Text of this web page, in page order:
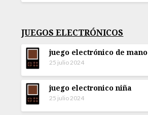
JUEGOS ELECTRÓNICOS
juego electrónico de mano
25 julio 2024
juego electronico niña
25 julio 2024